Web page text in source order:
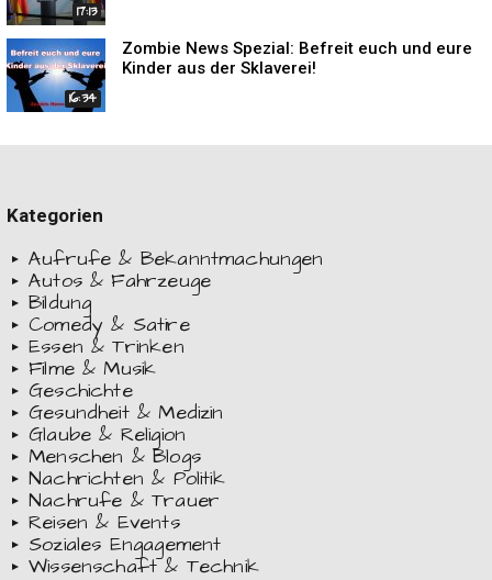
17:13
16:34
Zombie News Spezial: Befreit euch und eure
Kinder aus der Sklaverei!
Kategorien
Aufrufe & Bekanntmachungen
Autos & Fahrzeuge
Bildung
Comedy & Satire
Essen & Trinken
Filme & Musik
Geschichte
Gesundheit & Medizin
Glaube & Religion
Menschen & Blogs
Nachrichten & Politik
Nachrufe & Trauer
Reisen & Events
Soziales Engagement
Wissenschaft & Technik